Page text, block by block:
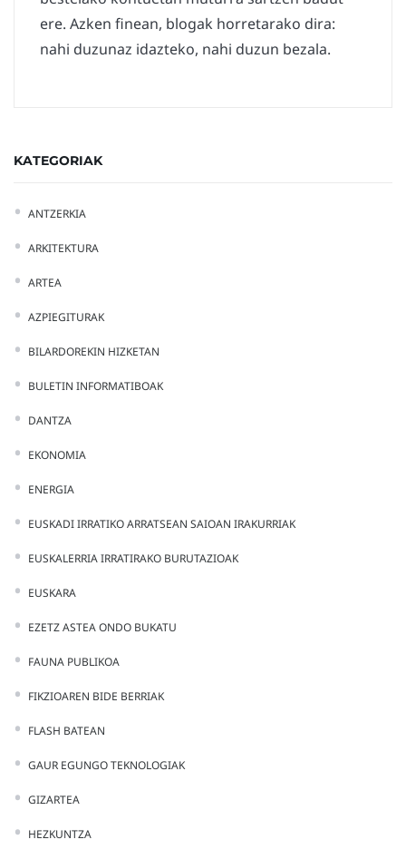
ere. Azken finean, blogak horretarako dira:
nahi duzunaz idazteko, nahi duzun bezala.
KATEGORIAK
ANTZERKIA
ARKITEKTURA
ARTEA
AZPIEGITURAK
BILARDOREKIN HIZKETAN
BULETIN INFORMATIBOAK
DANTZA
EKONOMIA
ENERGIA
EUSKADI IRRATIKO ARRATSEAN SAIOAN IRAKURRIAK
EUSKALERRIA IRRATIRAKO BURUTAZIOAK
EUSKARA
EZETZ ASTEA ONDO BUKATU
FAUNA PUBLIKOA
FIKZIOAREN BIDE BERRIAK
FLASH BATEAN
GAUR EGUNGO TEKNOLOGIAK
GIZARTEA
HEZKUNTZA